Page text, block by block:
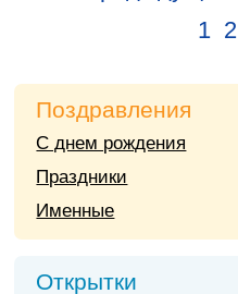
1 2
Поздравления
С днем рождения
Праздники
Именные
Открытки